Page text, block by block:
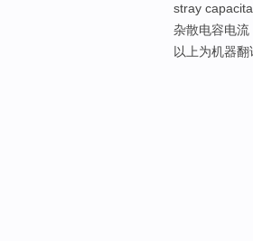
stray
杂散电容电流
以上为机器